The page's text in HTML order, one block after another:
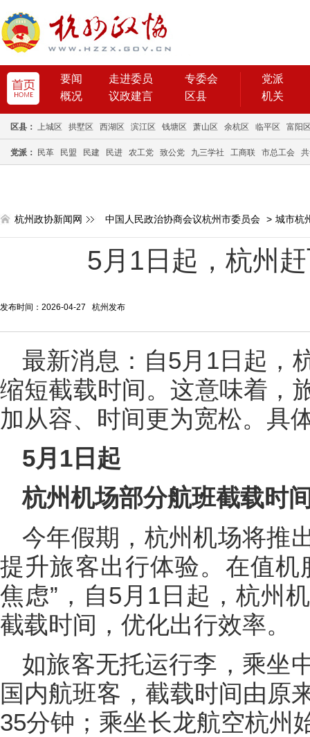
要闻 走进委员
专委会
概况
议政建言 区县
党派
机关
区县： 上城区 拱墅区 西湖区 滨江区 钱塘区 萧山区 余杭区 临平区 富阳
党派： 民革 民盟 民建 民进 农工党 致公党 九三学社 工商联 市总工会
杭州政协新闻网 中国人民政治协商会议杭州市委员会 > 城市杭
5月1日起，杭州
发布时间：2026-04-27 杭州发布
最新消息：自5月1日起，
缩短截载时间。这意味着，
加从容、时间更为宽松。具
5月1日起
杭州机场部分航班截载时
今年假期，杭州机场将推
提升旅客出行体验。在值机
焦虑”，自5月1日起，杭州
截载时间，优化出行效率。
如旅客无托运行李，乘坐
国内航班客，截载时间由原
35分钟；乘坐长龙航空杭州